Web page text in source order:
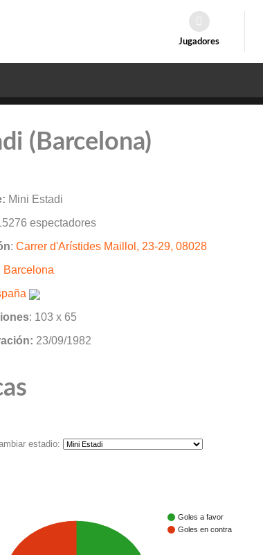
Jugadores
(Barcelona)
Mini Estadi
espectadores
:Carrer d'Arístides Maillol, 23-29, 08028
Barcelona
: 103 x 65
23/09/1982
estadio:
Goles a favor
Goles en contra